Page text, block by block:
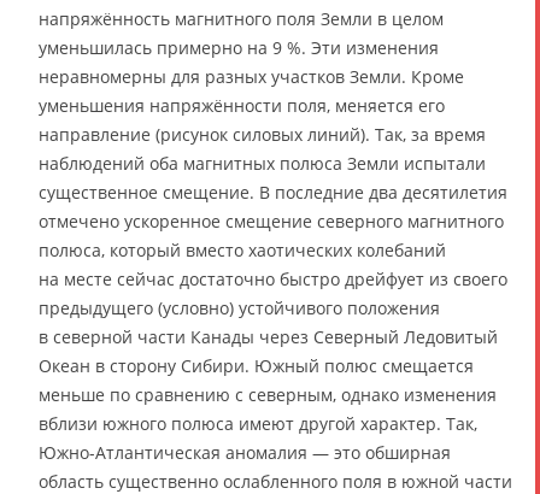
напряжённость магнитного поля Земли в целом
уменьшилась примерно на 9 %. Эти изменения
неравномерны для разных участков Земли. Кроме
уменьшения напряжённости поля, меняется его
направление (рисунок силовых линий). Так, за время
наблюдений оба магнитных полюса Земли испытали
существенное смещение. В последние два десятилетия
отмечено ускоренное смещение северного магнитного
полюса, который вместо хаотических колебаний
на месте сейчас достаточно быстро дрейфует из своего
предыдущего (условно) устойчивого положения
в северной части Канады через Северный Ледовитый
Океан в сторону Сибири. Южный полюс смещается
меньше по сравнению с северным, однако изменения
вблизи южного полюса имеют другой характер. Так,
Южно-Атлантическая аномалия — это обширная
область существенно ослабленного поля в южной части